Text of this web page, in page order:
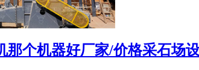
那个机器好厂家/价格采石场